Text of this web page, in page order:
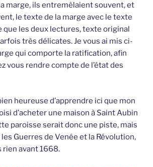
marge, ils entremêlaient souvent, et
le texte de la marge avec le texte
que les deux lectures, texte original
très délicates. Je vous ai mis ci-
qui comporte la ratification, afin
vous rendre compte de l’état des
heureuse d’apprendre ici que mon
d’acheter une maison à Saint Aubin
paroisse serait donc une piste, mais
les Guerres de Venée et la Révolution,
rien avant 1668.